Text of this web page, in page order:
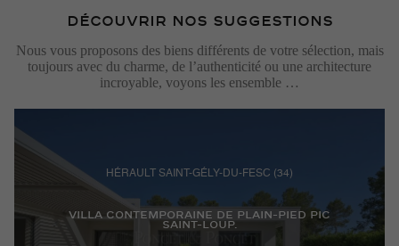
DÉCOUVRIR NOS SUGGESTIONS
Nous vous proposons des biens différents de votre sélection, mais
toujours avec du charme, de l’authenticité ou une architecture
incroyable, voyons les ensemble …
HÉRAULT SAINT-GÉLY-DU-FESC (34)
VILLA CONTEMPORAINE DE PLAIN-PIED PIC
SAINT-LOUP.